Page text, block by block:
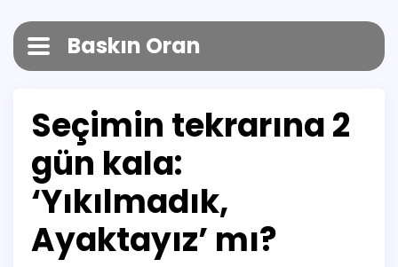
Baskın Oran
Seçimin tekrarına 2
gün kala:
‘Yıkılmadık,
Ayaktayız’ mı?